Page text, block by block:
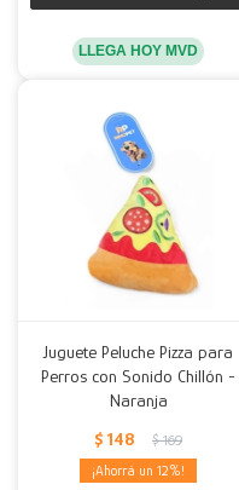
LLEGA HOY MVD
Juguete Peluche Pizza para
Perros con Sonido Chillón -
Naranja
$ 148 $ 169
12